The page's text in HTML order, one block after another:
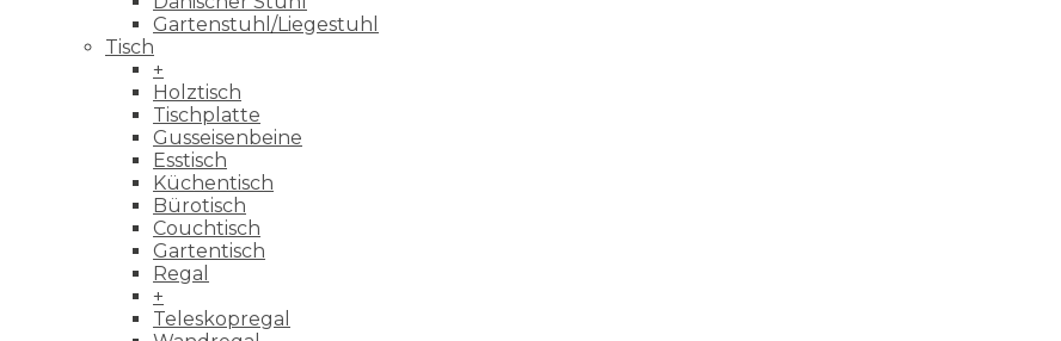
Gartenstuhl/Liegestuhl
Tisch
+
Holztisch
Tischplatte
Gusseisenbeine
Esstisch
Küchentisch
Bürotisch
Couchtisch
Gartentisch
Regal
+
Teleskopregal